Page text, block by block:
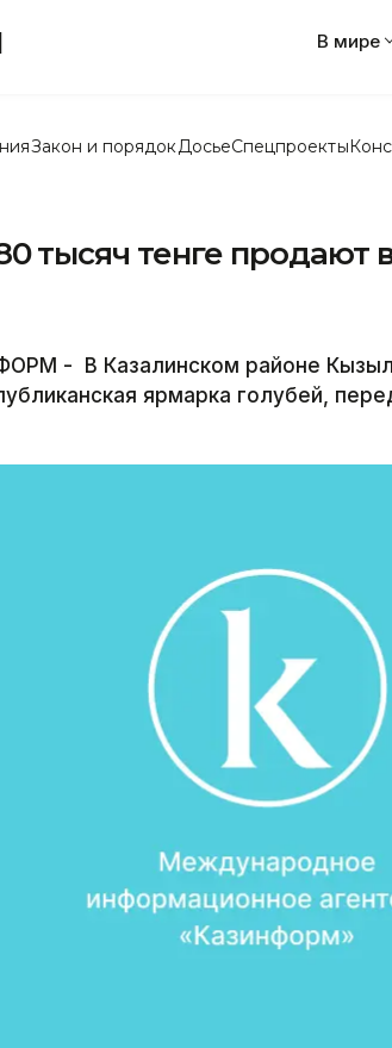
В мире
Закон и порядок ДосьеСпецпроекты
тысяч тенге
- В Казалинском районе
ярмарка голубей,